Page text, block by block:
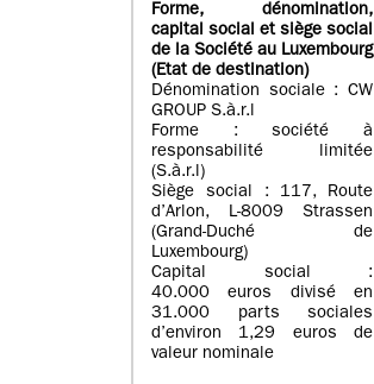
Forme, dénomination,
capital social et siège social
de la Société au Luxembourg
(Etat de destination)
Dénomination sociale : CW
GROUP S.à.r.l
Forme : société à
responsabilité limitée
(S.à.r.l)
Siège social : 117, Route
d’Arlon, L-8009 Strassen
(Grand-Duché de
Luxembourg)
Capital social :
40.000 euros divisé en
31.000 parts sociales
d’environ 1,29 euros de
valeur nominale